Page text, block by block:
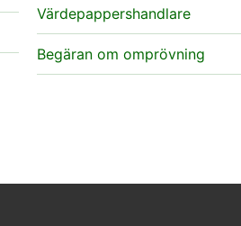
Värdepappershandlare
Begäran om omprövning